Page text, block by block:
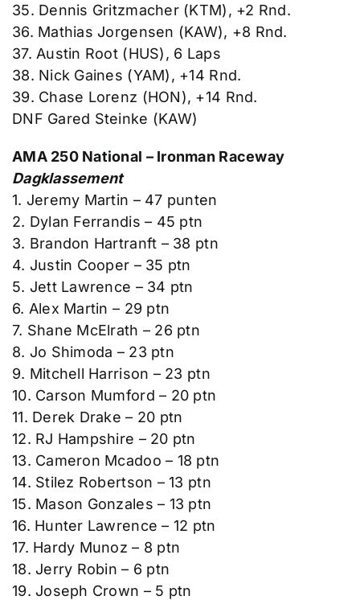
35. Dennis Gritzmacher (KTM), +2 Rnd.
36. Mathias Jorgensen (KAW), +8 Rnd.
37. Austin Root (HUS), 6 Laps
38. Nick Gaines (YAM), +14 Rnd.
39. Chase Lorenz (HON), +14 Rnd.
DNF Gared Steinke (KAW)
AMA 250 National – Ironman Raceway
Dagklassement
1. Jeremy Martin – 47 punten
2. Dylan Ferrandis – 45 ptn
3. Brandon Hartranft – 38 ptn
4. Justin Cooper – 35 ptn
5. Jett Lawrence – 34 ptn
6. Alex Martin – 29 ptn
7. Shane McElrath – 26 ptn
8. Jo Shimoda – 23 ptn
9. Mitchell Harrison – 23 ptn
10. Carson Mumford – 20 ptn
11. Derek Drake – 20 ptn
12. RJ Hampshire – 20 ptn
13. Cameron Mcadoo – 18 ptn
14. Stilez Robertson – 13 ptn
15. Mason Gonzales – 13 ptn
16. Hunter Lawrence – 12 ptn
17. Hardy Munoz – 8 ptn
18. Jerry Robin – 6 ptn
19. Joseph Crown – 5 ptn